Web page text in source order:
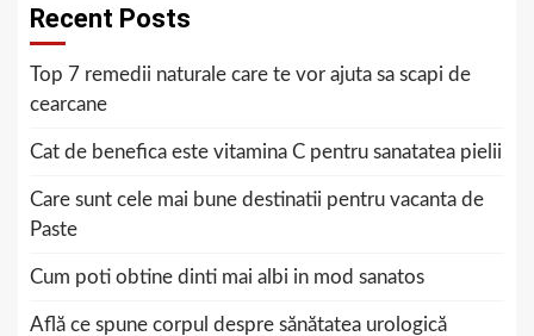
Recent Posts
Top 7 remedii naturale care te vor ajuta sa scapi de
cearcane
Cat de benefica este vitamina C pentru sanatatea pielii
Care sunt cele mai bune destinatii pentru vacanta de
Paste
Cum poti obtine dinti mai albi in mod sanatos
Află ce spune corpul despre sănătatea urologică